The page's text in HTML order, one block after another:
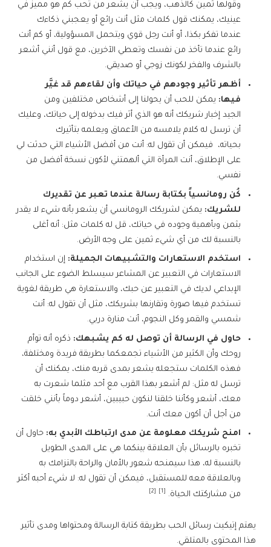
وقولها ثمين كالذهب، ويجب أن يشعر من تحب كم هو مميز في
عينيك، يمكنك قول كلمات مثل أنت رائع أو يعجبني ذكاءك
عندما تفكر بكذا، أو أنت رجل قوي ويتحمل المسؤولية، أو كم أنت
رائع عندما تأخذ من نفسك وتعطي الآخرين، مع قول أنني أشعر
بالشرف والفخر لكونك زوجي أو صديقي.
أظهر تأثير وجودهم في حياتك وأن لقاءهم قد غيَّر
فيها: يمكن للحب أن يحولنا إلى أشخاص مختلفين ومن
الجيد إخبار شريكك أنه هو الذي أثر فيك بدخوله إلى حياتك، وعليك
أن ترسل له كلام يلامسه من الأعماق ويعلمه بتأثيرك
بحياته، فيمكن أن تقول له: أنت من أفضل الأشياء التي حدثت لي
على الإطلاق، أنت المرأة التي ألهمتني لأكون نسخة أفضل من
نفسي.
كُن رومانسياً بكتابة رسالة عندما تعبر عن تقديرك
للشريك: يمكن لشريكك الرومانسي أن يشعر بأنه شيء لا يقدر
بثمن وبأهمية وجوده في حياتك، قل له كلمات مثل: أنه أغلى
بالنسبة لك من أي شيء ثمين على وجه الأرض.
استخدم الاستعارات والتشبيهات الجميلة: إن استخدام
الاستعارات في التعبير عن المشاعر سيسلط الضوء على الجانب
الإبداعي لديك في التعبير عن حبك، والاستعارة هي طريقة لغوية
تستخدم فيها صورة وتقارنها بشريكك، مثل أن تقول له: أنت
شمسي والقمر وكل النجوم، أنت منارة دربي.
حاول في الرسالة أن توصل له كم يشبهك: ذكره أنه توأم
روحك وأن الكثير من الأشياء تجمعكما بطريقة فريدة ومختلفة،
فهذه الكلمات ستجعله يشعر بمدى قربه منك، يمكنك أن
ترسل له مثل: لم أشعر بهذا القرب مع أحد مثلما شعرت به
معك، أشعر وكأننا خلقنا لنكون حبيبين، أشعر دوماً بأنني خلقت
من أجل أن أكون معك أنت.
امنح شريكك معلومة عن مدى ارتباطك الأبدي به: حاول أن
تخبره بالرسائل بأن العلاقة بينكما هي على المدى الطويل
بالنسبة له، هذا سيمنحه شعور بالأمان والراحة بالتزامك به
وبالعلاقة معه للمستقبل، فيمكن أن تقول له: لا شيء أحبه أكثر
من مشاركتك الحياة.
[1]
[2]
يهتم إتيكيت رسائل الحب بطريقة كتابة الرسالة ومحتواها ومدى تأثير
هذا المحتوى بالمتلقي.